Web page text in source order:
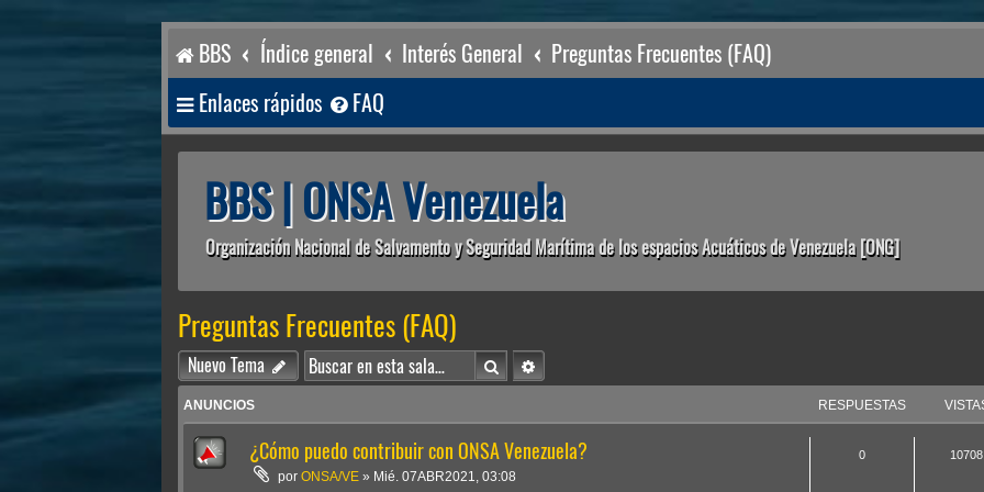
BBS Índice general Interés General Preguntas Frecuentes (FAQ)
Enlaces rápidos FAQ
BBS | ONSA Venezuela
Organización Nacional de Salvamento y Seguridad Marítima de los espacios Acuáticos de Venezuela [ONG]
Preguntas Frecuentes (FAQ)
Nuevo Tema BuscarBúsqueda avanzada
ANUNCIOS RESPUESTAS
¿Cómo puedo contribuir con ONSA Venezuela?
porONSA/VE » Mié. 07ABR2021, 03:08
0 10708